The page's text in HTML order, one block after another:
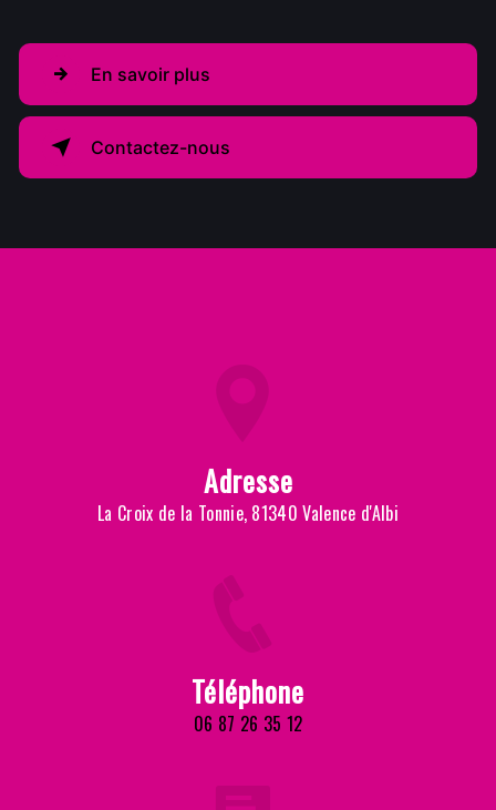
En savoir plus
Contactez-nous
Adresse
La Croix de la Tonnie, 81340 Valence d'Albi
Téléphone
06 87 26 35 12